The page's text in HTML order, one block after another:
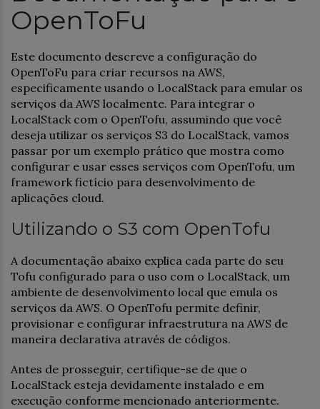
OpenToFu
Este documento descreve a configuração do
OpenToFu para criar recursos na AWS,
especificamente usando o LocalStack para emular os
serviços da AWS localmente. Para integrar o
LocalStack com o OpenTofu, assumindo que você
deseja utilizar os serviços S3 do LocalStack, vamos
passar por um exemplo prático que mostra como
configurar e usar esses serviços com OpenTofu, um
framework fictício para desenvolvimento de
aplicações cloud.
Utilizando o S3 com OpenTofu
A documentação abaixo explica cada parte do seu
Tofu configurado para o uso com o LocalStack, um
ambiente de desenvolvimento local que emula os
serviços da AWS. O OpenTofu permite definir,
provisionar e configurar infraestrutura na AWS de
maneira declarativa através de códigos.
Antes de prosseguir, certifique-se de que o
LocalStack esteja devidamente instalado e em
execução conforme mencionado anteriormente.